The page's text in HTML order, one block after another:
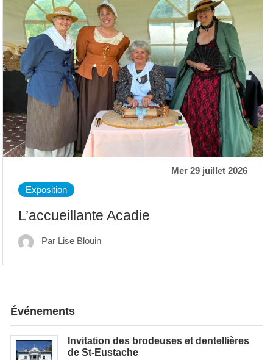
Mer 29 juillet 2026
Exposition
L’accueillante Acadie
Par Lise Blouin
Événements
Invitation des brodeuses et dentellières
de St-Eustache